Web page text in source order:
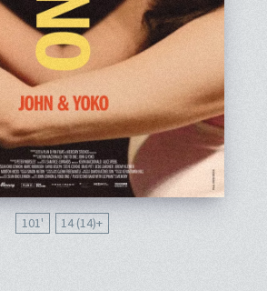
101' 14 (14)